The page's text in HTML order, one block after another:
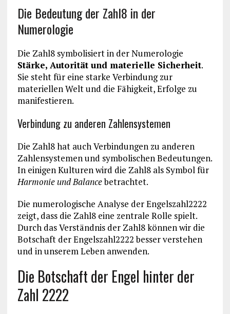
Die Bedeutung der Zahl8 in der
Numerologie
Die Zahl8 symbolisiert in der Numerologie
Stärke, Autorität und materielle Sicherheit.
Sie steht für eine starke Verbindung zur
materiellen Welt und die Fähigkeit, Erfolge zu
manifestieren.
Verbindung zu anderen Zahlensystemen
Die Zahl8 hat auch Verbindungen zu anderen
Zahlensystemen und symbolischen Bedeutungen.
In einigen Kulturen wird die Zahl8 als Symbol für
Harmonie und Balancebetrachtet.
Die numerologische Analyse der Engelszahl2222
zeigt, dass die Zahl8 eine zentrale Rolle spielt.
Durch das Verständnis der Zahl8 können wir die
Botschaft der Engelszahl2222 besser verstehen
und in unserem Leben anwenden.
Die Botschaft der Engel hinter der
Zahl 2222